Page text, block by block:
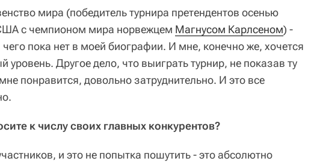
мира (победитель турнира претендентов осенью
с чемпионом мира норвежцем Магнусом Карлсеном) -
чего пока нет в моей биографии. И мне, конечно же, хочется
уровень. Другое дело, что выиграть турнир, не показав ту
понравится, довольно затруднительно. И это все
к числу своих главных конкурентов?
и это не попытка пошутить - это абсолютно